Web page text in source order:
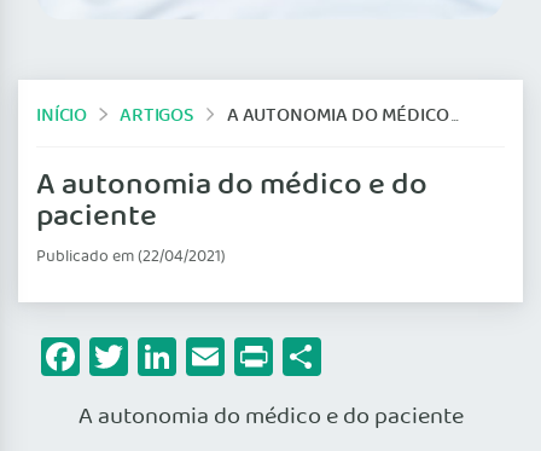
INÍCIO ARTIGOS A AUTONOMIA DO MÉDICO E DO PACIENTE
A autonomia do médico e do
paciente
Publicado em (22/04/2021)
Facebook
Twitter
LinkedIn
Email
Print
A autonomia do médico e do paciente